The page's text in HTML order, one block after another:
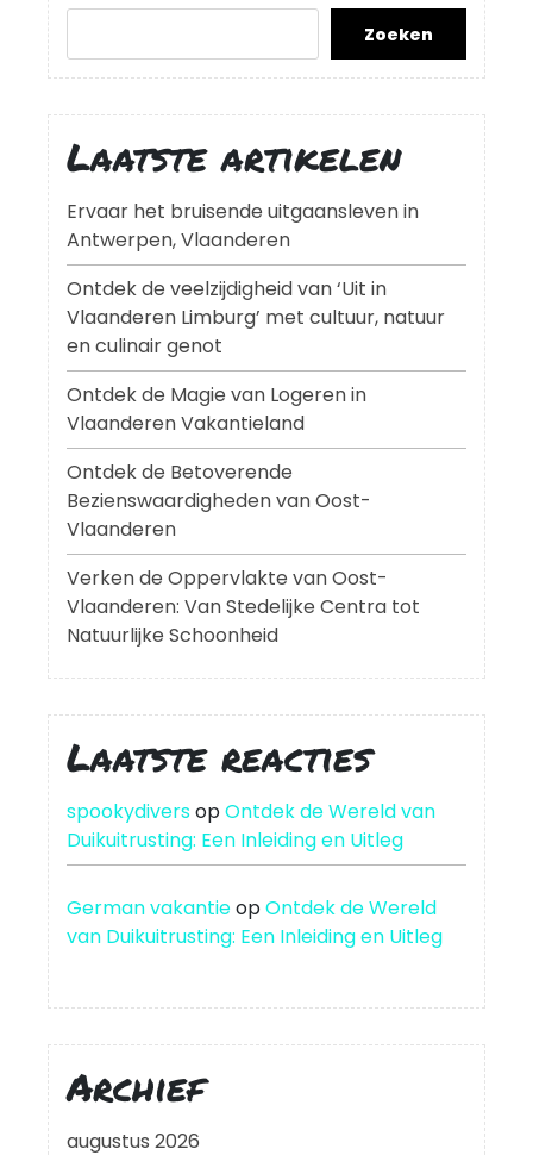
Zoeken
Laatste artikelen
Ervaar het bruisende uitgaansleven in
Antwerpen, Vlaanderen
Ontdek de veelzijdigheid van ‘Uit in
Vlaanderen Limburg’ met cultuur, natuur
en culinair genot
Ontdek de Magie van Logeren in
Vlaanderen Vakantieland
Ontdek de Betoverende
Bezienswaardigheden van Oost-
Vlaanderen
Verken de Oppervlakte van Oost-
Vlaanderen: Van Stedelijke Centra tot
Natuurlijke Schoonheid
Laatste reacties
spookydiversopOntdek de Wereld van
Duikuitrusting: Een Inleiding en Uitleg
German vakantieopOntdek de Wereld
van Duikuitrusting: Een Inleiding en Uitleg
Archief
augustus 2026